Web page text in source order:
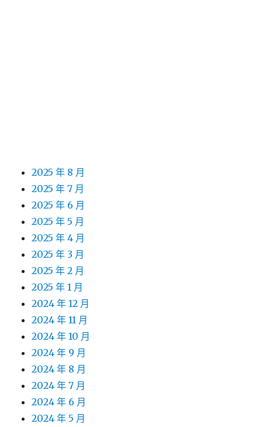
2025 年 8 月
2025 年 7 月
2025 年 6 月
2025 年 5 月
2025 年 4 月
2025 年 3 月
2025 年 2 月
2025 年 1 月
2024 年 12 月
2024 年 11 月
2024 年 10 月
2024 年 9 月
2024 年 8 月
2024 年 7 月
2024 年 6 月
2024 年 5 月